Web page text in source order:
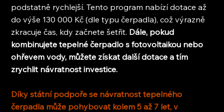
podstatně rychlejší. Tento program nabízí dotace až
do výše 130 000 Kč (dle typu čerpadla), což výrazně
zkracuje čas, kdy začnete šetřit. Dále, pokud
kombinujete tepelné čerpadlo s fotovoltaikou nebo
ohřevem vody, můžete získat další dotace a tím
zrychlit návratnost investice.
Díky státní podpoře se návratnost tepelného
čerpadla může pohybovat kolem 5 až 7 let, v